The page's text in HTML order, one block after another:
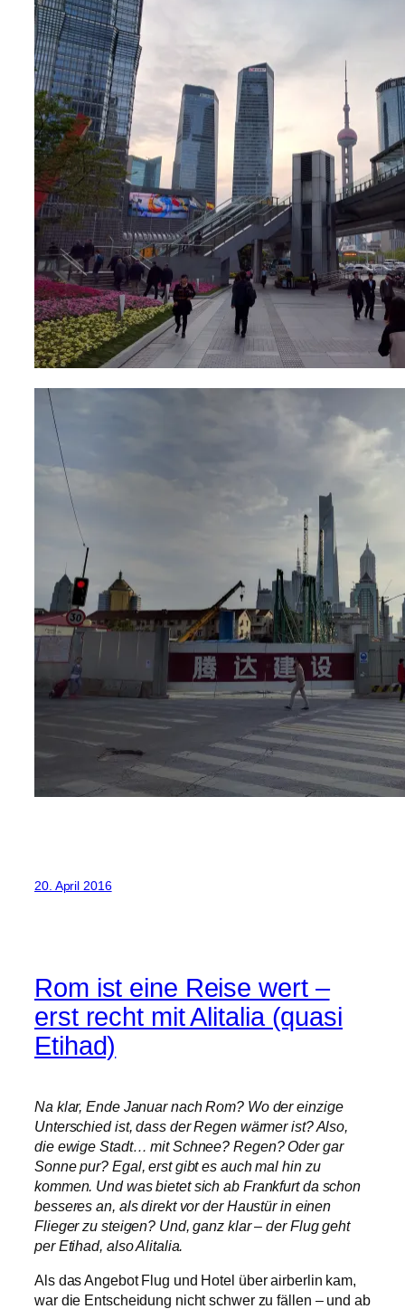
20. April 2016
Rom ist eine Reise wert –
erst recht mit Alitalia (quasi
Etihad)
Na klar, Ende Januar nach Rom? Wo der einzige
Unterschied ist, dass der Regen wärmer ist? Also,
die ewige Stadt… mit Schnee? Regen? Oder gar
Sonne pur? Egal, erst gibt es auch mal hin zu
kommen. Und was bietet sich ab Frankfurt da schon
besseres an, als direkt vor der Haustür in einen
Flieger zu steigen? Und, ganz klar – der Flug geht
per Etihad, also Alitalia.
Als das Angebot Flug und Hotel über airberlin kam,
war die Entscheidung nicht schwer zu fällen – und ab